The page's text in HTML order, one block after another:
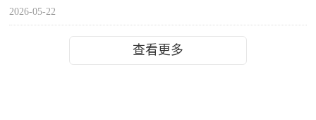
2026-05-22
查看更多